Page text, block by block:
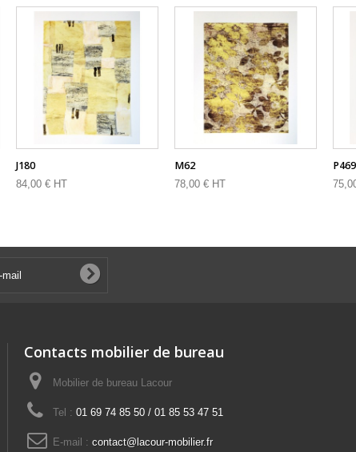
J180
84,00 € HT
M62
78,00 € HT
P469
Contacts mobilier de bureau
Mobilier de bureau Lacour
Tel : 01 69 74 85 50 / 01 85 53 47 51
E-mail : contact@lacour-mobilier.fr